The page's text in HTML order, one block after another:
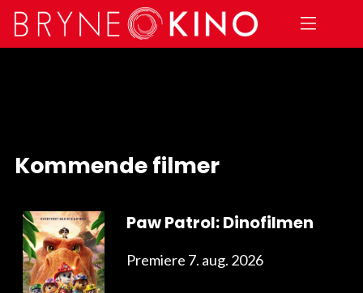
Kommende filmer
Paw Patrol: Dinofilmen
Premiere 7. aug. 2026